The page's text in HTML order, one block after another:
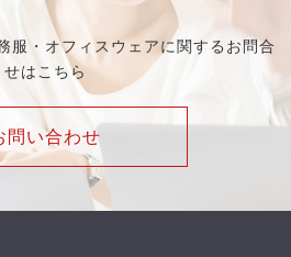
服・オフィスウェアに関するお問合
せはこちら
問い合わせ